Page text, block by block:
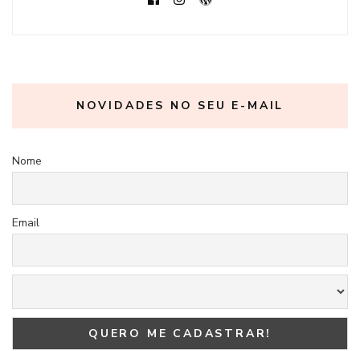
NOVIDADES NO SEU E-MAIL
Nome
Email